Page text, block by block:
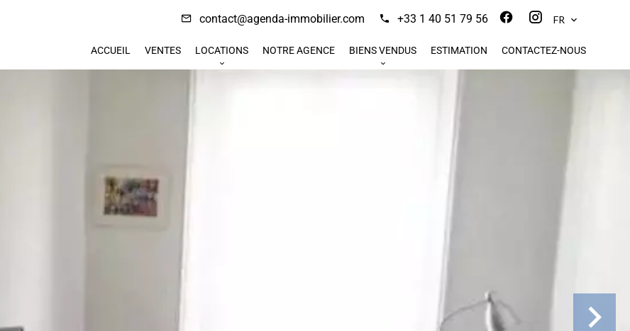
+33 1 40 51 79 56
contact@agenda-immobilier.com FR
ACCUEIL VENTES LOCATIONS NOTRE AGENCE BIENS VENDUS ESTIMATION CONTACTEZ-NOUS